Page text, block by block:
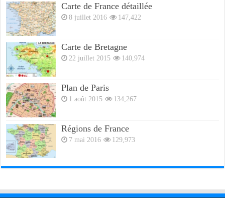
Carte de France détaillée
8 juillet 2016 147,422
Carte de Bretagne
22 juillet 2015 140,974
Plan de Paris
1 août 2015 134,267
Régions de France
7 mai 2016 129,973